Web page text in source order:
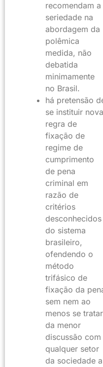
recomendam a
seriedade na
abordagem da
polêmica
medida, não
debatida
minimamente
no Brasil.
há pretensão
se instituir nova
regra de
fixação de
regime de
cumprimento
de pena
criminal em
razão de
critérios
desconhecidos
do sistema
brasileiro,
ofendendo o
método
trifásico de
fixação da
sem nem ao
menos se tratar
da menor
discussão com
qualquer setor
da sociedade a